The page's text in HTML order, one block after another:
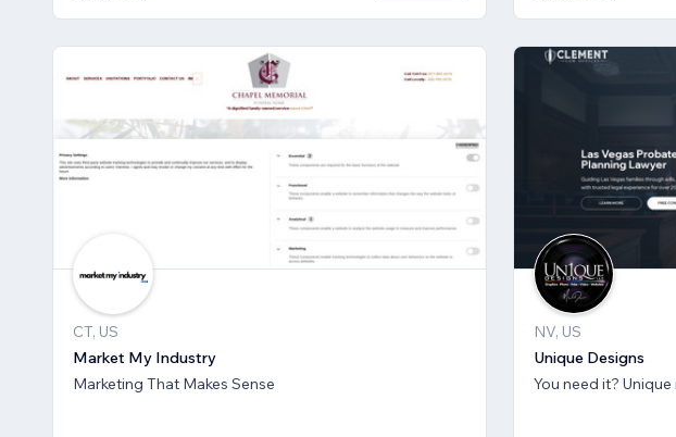
CT, US
Market My Industry
Marketing That Makes Sense
NV, US
Unique Designs
You need it? Unique